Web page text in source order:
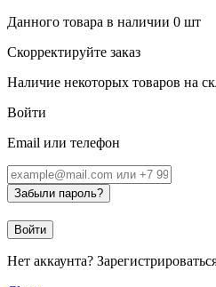
Данного товара в наличии 0 шт
Скорректируйте заказ
Наличие некоторых товаров на
Войти
Email или телефон
Забыли пароль?
Войти
Нет аккаунта?